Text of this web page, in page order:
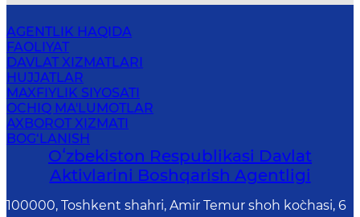
AGENTLIK HAQIDA
FAOLIYAT
DAVLAT XIZMATLARI
HUJJATLAR
MAXFIYLIK SIYOSATI
OCHIQ MA'LUMOTLAR
AXBOROT XIZMATI
BOG‘LANISH
Oʻzbekiston Respublikasi Davlat
Aktivlarini Boshqarish Agentligi
100000, Toshkent shahri, Amir Temur shoh ko`chasi, 6